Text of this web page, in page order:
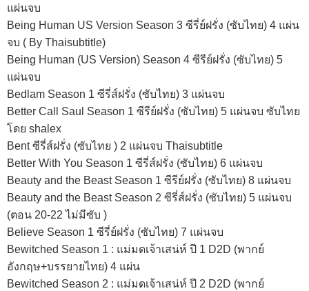
แผ่นจบ
Being Human US Version Season 3 ซีรี่ย์ฝรั่ง (ซับไทย) 4 แผ่น
จบ ( By Thaisubtitle)
Being Human (US Version) Season 4 ซีรีย์ฝรั่ง (ซับไทย) 5
แผ่นจบ
Bedlam Season 1 ซีรี่ส์ฝรั่ง (ซับไทย) 3 แผ่นจบ
Better Call Saul Season 1 ซีรีย์ฝรั่ง (ซับไทย) 5 แผ่นจบ ซับไทย
โดย shalex
Bent ซีรี่ส์ฝรั่ง (ซับไทย ) 2 แผ่นจบ Thaisubtitle
Better With You Season 1 ซีรี่ส์ฝรั่ง (ซับไทย) 6 แผ่นจบ
Beauty and the Beast Season 1 ซีรีย์ฝรั่ง (ซับไทย) 8 แผ่นจบ
Beauty and the Beast Season 2 ซีรี่ส์ฝรั่ง (ซับไทย) 5 แผ่นจบ
(ตอน 20-22 ไม่มีซับ )
Believe Season 1 ซีรี่ย์ฝรั่ง (ซับไทย) 7 แผ่นจบ
Bewitched Season 1 : แม่มดเจ้าเสน่ห์ ปี 1 D2D (พากย์
อังกฤษ+บรรยายไทย) 4 แผ่น
Bewitched Season 2 : แม่มดเจ้าเสน่ห์ ปี 2 D2D (พากย์